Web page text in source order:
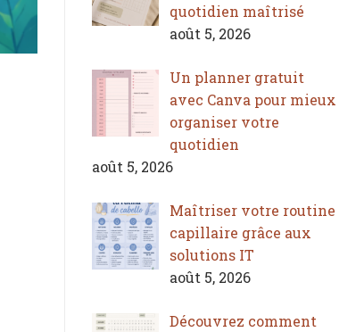
quotidien maîtrisé
août 5, 2026
Un planner gratuit
avec Canva pour mieux
organiser votre
quotidien
août 5, 2026
Maîtriser votre routine
capillaire grâce aux
solutions IT
août 5, 2026
Découvrez comment